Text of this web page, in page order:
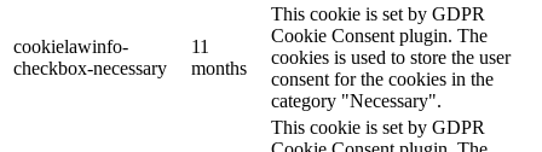
cookielawinfo-
checkbox-necessary
11
months
This cookie is set by GDPR
Cookie Consent plugin. The
cookies is used to store the user
consent for the cookies in the
category "Necessary".
This cookie is set by GDPR